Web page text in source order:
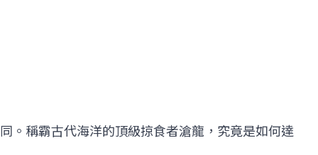
。稱霸古代海洋的頂級掠食者滄龍，究竟是如何達